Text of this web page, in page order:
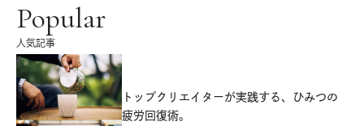
Popular
人気記事
トップクリエイターが実践する、ひみつの
疲労回復術。